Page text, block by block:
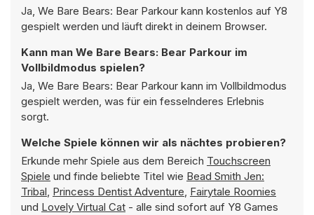
Ja, We Bare Bears: Bear Parkour kann kostenlos auf Y8
gespielt werden und läuft direkt in deinem Browser.
Kann man We Bare Bears: Bear Parkour im
Vollbildmodus spielen?
Ja, We Bare Bears: Bear Parkour kann im Vollbildmodus
gespielt werden, was für ein fesselnderes Erlebnis
sorgt.
Welche Spiele können wir als nächtes probieren?
Erkunde mehr Spiele aus dem Bereich Touchscreen
Spiele und finde beliebte Titel wie Bead Smith Jen:
Tribal, Princess Dentist Adventure, Fairytale Roomies
und Lovely Virtual Cat - alle sind sofort auf Y8 Games